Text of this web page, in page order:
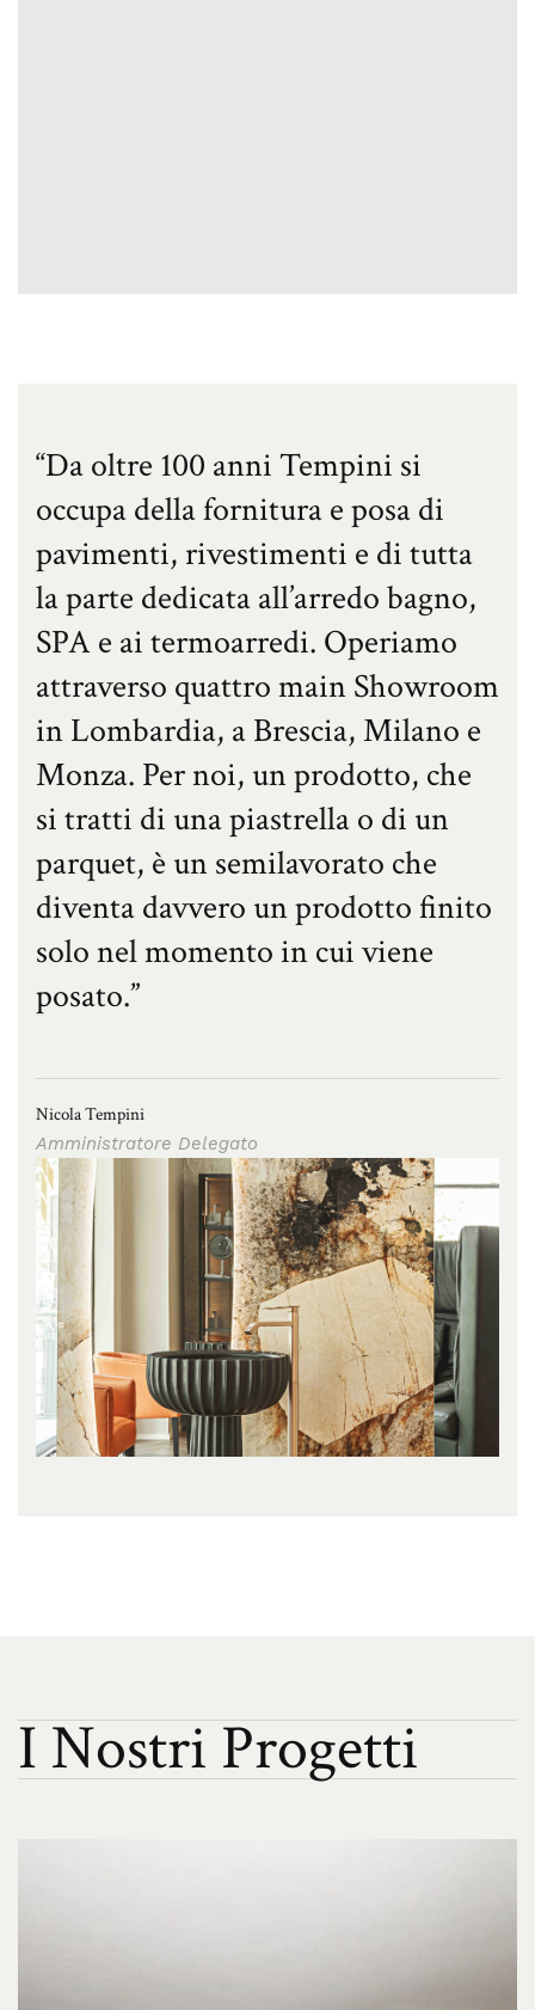
“Da oltre 100 anni Tempini si
occupa della fornitura e posa di
pavimenti, rivestimenti e di tutta
la parte dedicata all’arredo bagno,
SPA e ai termoarredi. Operiamo
attraverso quattro main Showroom
in Lombardia, a Brescia, Milano e
Monza. Per noi, un prodotto, che
si tratti di una piastrella o di un
parquet, è un semilavorato che
diventa davvero un prodotto finito
solo nel momento in cui viene
posato.”
Nicola Tempini
Amministratore Delegato
I Nostri Progetti